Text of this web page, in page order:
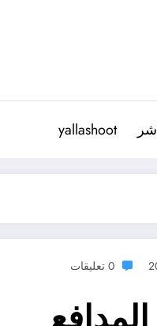
yallashoot
0 تعليقات